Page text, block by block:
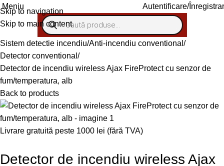
Skip to navigation
Skip to main content
Meniu Autentificare/
Sistem detectie incendiu Anti-incendiu conventional
Detector conventional
Detector de incendiu wireless Ajax FireProtect cu senzor de
fum/temperatura, alb
Back to products
Livrare gratuită peste 1000 lei (fără TVA)
Detector de incendiu wireless Ajax